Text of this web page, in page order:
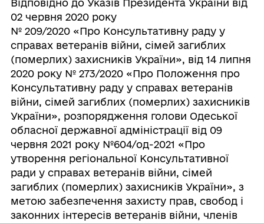
Відповідно до Указів Президента України від
02 червня 2020 року
№ 209/2020 «Про Консультативну раду у
справах ветеранів війни, сімей загиблих
(померлих) захисників України», від 14 липня
2020 року № 273/2020 «Про Положення про
Консультативну раду у справах ветеранів
війни, сімей загиблих (померлих) захисників
України», розпорядження голови Одеської
обласної державної адміністрації від 09
червня 2021 року №604/од-2021 «Про
утворення регіональної Консультативної
ради у справах ветеранів війни, сімей
загиблих (померлих) захисників України», з
метою забезпечення захисту прав, свобод і
законних інтересів ветеранів війни, членів